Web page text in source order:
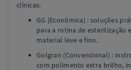
clínicas:
GG (Econômica) : soluções
para a rotina de esterilização
material leve e fino.
Golgran (Convencional) :
com polimento extra brilho,